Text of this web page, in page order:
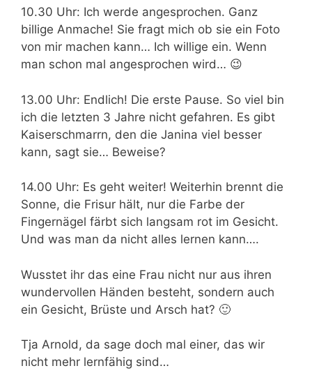
10.30 Uhr: Ich werde angesprochen. Ganz
billige Anmache! Sie fragt mich ob sie ein Foto
von mir machen kann… Ich willige ein. Wenn
man schon mal angesprochen wird… 😉
13.00 Uhr: Endlich! Die erste Pause. So viel bin
ich die letzten 3 Jahre nicht gefahren. Es gibt
Kaiserschmarrn, den die Janina viel besser
kann, sagt sie… Beweise?
14.00 Uhr: Es geht weiter! Weiterhin brennt die
Sonne, die Frisur hält, nur die Farbe der
Fingernägel färbt sich langsam rot im Gesicht.
Und was man da nicht alles lernen kann….
Wusstet ihr das eine Frau nicht nur aus ihren
wundervollen Händen besteht, sondern auch
ein Gesicht, Brüste und Arsch hat? 🙂
Tja Arnold, da sage doch mal einer, das wir
nicht mehr lernfähig sind…